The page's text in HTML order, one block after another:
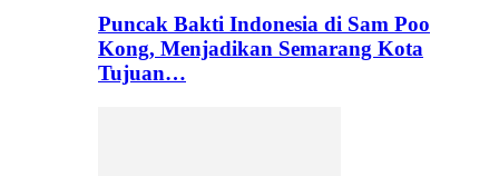
Puncak Bakti Indonesia di Sam Poo
Kong, Menjadikan Semarang Kota
Tujuan…